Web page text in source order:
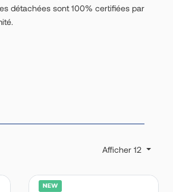
détachées sont 100% certifiées par
Afficher 12